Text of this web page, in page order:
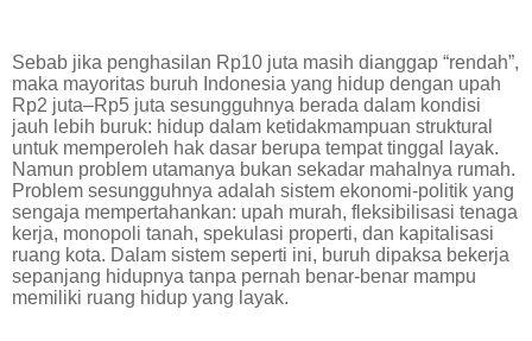
Sebab jika penghasilan Rp10 juta masih dianggap “rendah”,
maka mayoritas buruh Indonesia yang hidup dengan upah
Rp2 juta–Rp5 juta sesungguhnya berada dalam kondisi
jauh lebih buruk: hidup dalam ketidakmampuan struktural
untuk memperoleh hak dasar berupa tempat tinggal layak.
Namun problem utamanya bukan sekadar mahalnya rumah.
Problem sesungguhnya adalah sistem ekonomi-politik yang
sengaja mempertahankan: upah murah, fleksibilisasi tenaga
kerja, monopoli tanah, spekulasi properti, dan kapitalisasi
ruang kota. Dalam sistem seperti ini, buruh dipaksa bekerja
sepanjang hidupnya tanpa pernah benar-benar mampu
memiliki ruang hidup yang layak.